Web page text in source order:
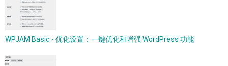
WPJAM Basic - 优化设置：一键优化和增强 WordPress 功能